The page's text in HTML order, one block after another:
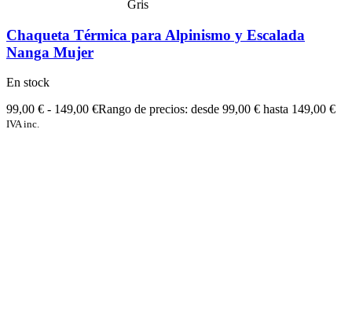
Gris
Chaqueta Térmica para Alpinismo y Escalada
Nanga Mujer
En stock
99,00 € - 149,00 €Rango de precios: desde 99,00 € hasta 149,00 €
IVA inc.